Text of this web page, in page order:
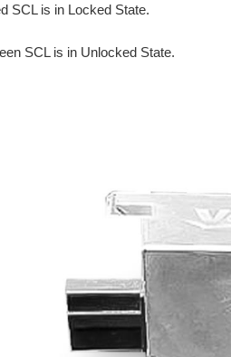
SCL is in Locked State.
SCL is in Unlocked State.